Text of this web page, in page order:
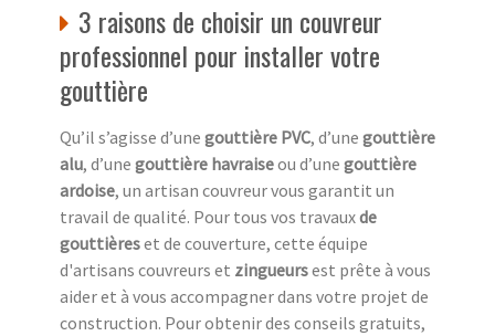
3 raisons de choisir un couvreur
professionnel pour installer votre
gouttière
Qu’il s’agisse d’une gouttière PVC, d’une gouttière
alu, d’une gouttière havraiseou d’une gouttière
ardoise, un artisan couvreur vous garantit un
travail de qualité. Pour tous vos travauxde
gouttièreset de couverture, cette équipe
d'artisans couvreurs et zingueursest prête à vous
aider et à vous accompagner dans votre projet de
construction. Pour obtenir des conseils gratuits,